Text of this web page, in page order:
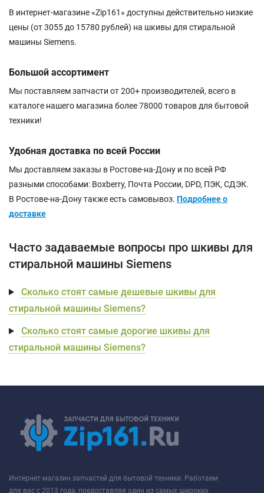
В интернет-магазине «Zip161» доступны действительно низкие
цены (от 3055 до 15780 рублей) на шкивы для стиральной
машины Siemens.
Большой ассортимент
Мы поставляем запчасти от 200+ производителей, всего в
каталоге нашего магазина более 78000 товаров для бытовой
техники!
Удобная доставка по всей России
Мы доставляем заказы в Ростове-на-Дону и по всей РФ
разными способами: Boxberry, Почта России, DPD, ПЭК, СДЭК.
В Ростове-на-Дону также есть самовывоз. Подробнее о
доставке
Часто задаваемые вопросы про шкивы для
стиральной машины Siemens
Сколько стоят самые дешевые шкивы для
стиральной машины Siemens?
Сколько стоят самые дорогие шкивы для
стиральной машины Siemens?
Интернет-магазин запчастей для бытовой техники. Работаем
для вас с 2013 года, предоставляя один из самых широких